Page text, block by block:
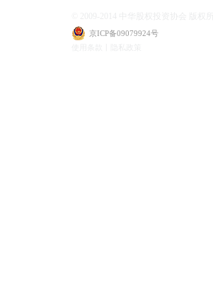
京ICP备09079924号